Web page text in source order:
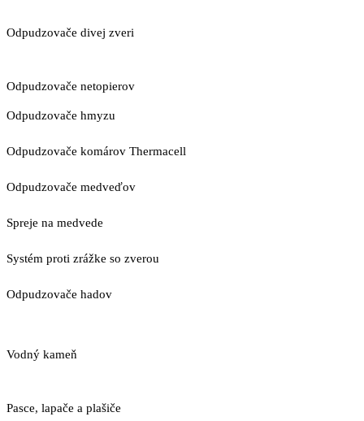
Odpudzovače divej zveri
Odpudzovače netopierov
Odpudzovače hmyzu
Odpudzovače komárov Thermacell
Odpudzovače medveďov
Spreje na medvede
Systém proti zrážke so zverou
Odpudzovače hadov
Vodný kameň
Pasce, lapače a plašiče